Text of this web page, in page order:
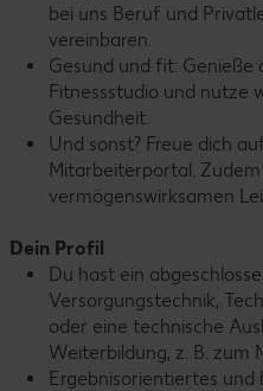
bei uns Beruf und
vereinbaren.
Gesund und fit: Genieße
Fitnessstudio und nutze
Gesundheit.
Und sonst? Freue dich
Mitarbeiterportal.
vermögenswirksamen
Dein Profil
Du hast ein
Versorgungstechnik,
oder eine technische
Weiterbildung, z. B. zum
Ergebnisorientiertes